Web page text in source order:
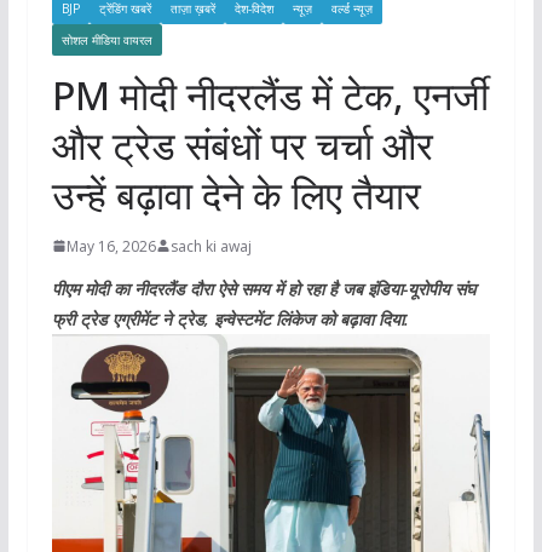
BJP ट्रेंडिंग खबरें ताज़ा ख़बरें देश-विदेश न्यूज़
वर्ल्ड न्यूज़
सोशल मीडिया वायरल
PM मोदी नीदरलैंड में टेक, एनर्जी
और ट्रेड संबंधों पर चर्चा और
उन्हें बढ़ावा देने के लिए तैयार
May 16, 2026 sach ki awaj
पीएम मोदी का नीदरलैंड दौरा ऐसे समय में हो रहा है जब इंडिया-यूरोपीय संघ
फ्री ट्रेड एग्रीमेंट ने ट्रेड, इन्वेस्टमेंट लिंकेज को बढ़ावा दिया.